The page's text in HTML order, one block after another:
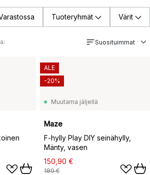
Tuoteryhmät Värit
Suosituimmat
Muutama jäljellä
Maze
F-hylly Play DIY seinähylly,
Mänty, vasen
150,90 €
189 €
ALE
-20%